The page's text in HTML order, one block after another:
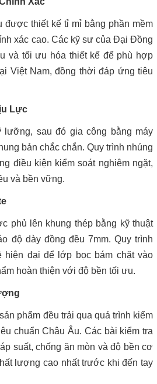
được thiết kế tỉ mỉ bằng phần mềm
xác cao. Các kỹ sư của Đại Đồng
và tối ưu hóa thiết kế để phù hợp
Việt Nam, đồng thời đáp ứng tiêu
Lực
sau đó gia công bằng máy
bản chắc chắn. Quy trình nhúng
điều kiện kiểm soát nghiêm ngặt,
và bền vững.
phủ lên khung thép bằng kỹ thuật
độ dày đồng đều 7mm. Quy trình
hiện đại để lớp bọc bám chặt vào
hoàn thiện với độ bền tối ưu.
phẩm đều trải qua quá trình kiểm
chuẩn Châu Âu. Các bài kiểm tra
suất, chống ăn mòn và độ bền cơ
lượng cao nhất trước khi đến tay